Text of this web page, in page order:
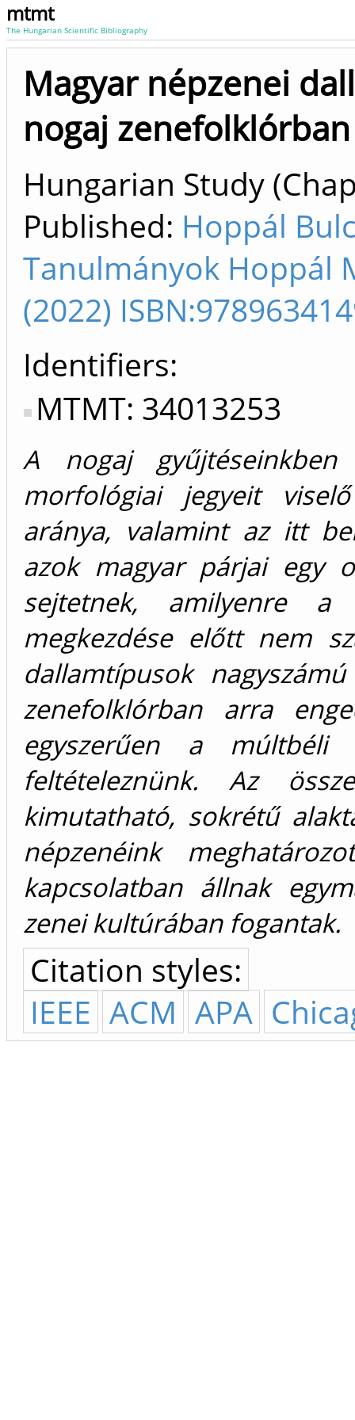
mtmt
The Hungarian Scientific Bibliography
Magyar népzenei
nogaj zenefolklórban
Hungarian Study
Published: Hoppál
Tanulmányok Hoppál
(2022)
Identifiers
MTMT: 34013253
A nogaj
morfológiai jegyeit
aránya, valamint az itt
azok magyar párjai egy
sejtetnek, amilyenre a
megkezdése előtt nem
dallamtípusok
zenefolklórban arra
egyszerűen a múltbéli
feltételeznünk. Az
kimutatható, sokrétű
népzenéink
kapcsolatban állnak
zenei kultúrában fogantak.
Citation styles:
IEEE ACM APA